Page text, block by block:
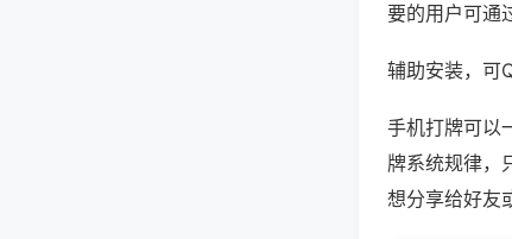
要的用户可通
辅助安装，可
手机打牌可以
牌系统规律，
想分享给好友